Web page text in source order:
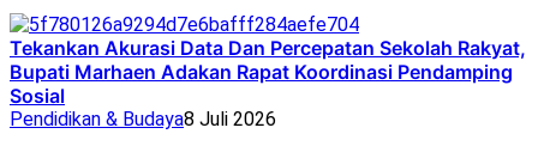
Tekankan Akurasi Data Dan Percepatan Sekolah Rakyat,
Bupati Marhaen Adakan Rapat Koordinasi Pendamping
Sosial
Pendidikan & Budaya8 Juli 2026